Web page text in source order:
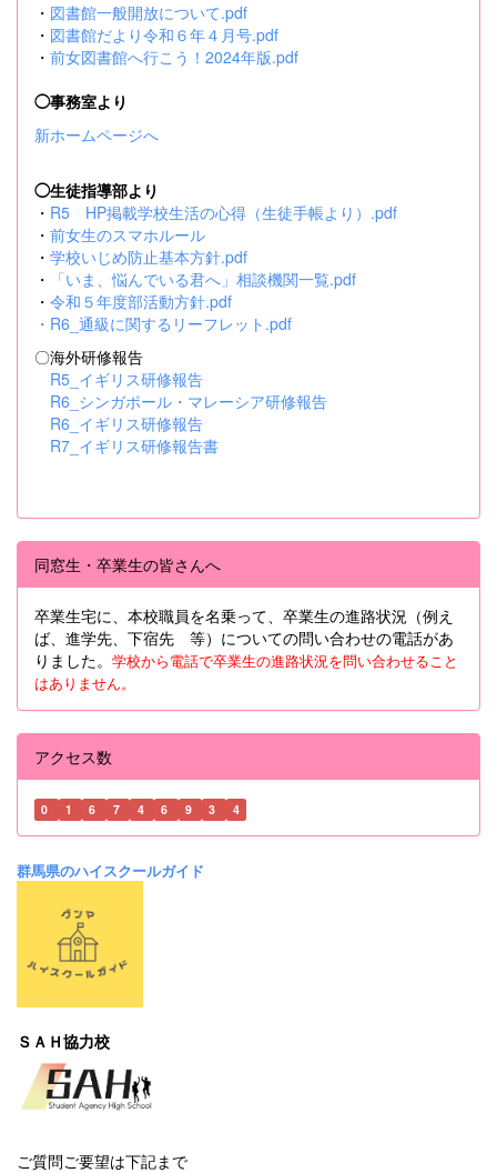
・ 図書館一般開放について.pdf
・ 図書館だより令和６年４月号.pdf
・ 前女図書館へ行こう！2024年版.pdf
◯事務室より
新ホームページへ
◯生徒指導部より
・ R5 HP掲載学校生活の心得（生徒手帳より）.pdf
・ 前女生のスマホルール
・ 学校いじめ防止基本方針.pdf
・
「いま、悩んでいる君へ」相談機関一覧.pdf
・ 令和５年度部活動方針.pdf
・ R6_通級に関するリーフレット.pdf
〇海外研修報告
R5_イギリス研修報告
R6_シンガポール・マレーシア研修報告
R6_イギリス研修報告
R7_イギリス研修報告書
同窓生・卒業生の皆さんへ
卒業生宅に、本校職員を名乗って、卒業生の進路状況（例え
ば、進学先、下宿先 等）についての問い合わせの電話があ
りました。 学校から電話で卒業生の進路状況を問い合わせること
はありません。
アクセス数
0 1 6 7 4 6 9 3 4
群馬県のハイスクールガイド
ＳＡＨ協力校
ご質問ご要望は下記まで